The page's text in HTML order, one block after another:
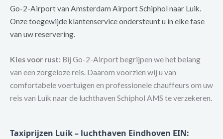
Go-2-Airport van Amsterdam Airport Schiphol naar Luik.
Onze toegewijde klantenservice ondersteunt u in elke fase
van uw reservering.
Kies voor rust: Bij Go-2-Airport begrijpen we het belang
van een zorgeloze reis. Daarom voorzien wij u van
comfortabele voertuigen en professionele chauffeurs om uw
reis van Luik naar de luchthaven Schiphol AMS te verzekeren.
Taxiprijzen Luik – luchthaven Eindhoven EIN: